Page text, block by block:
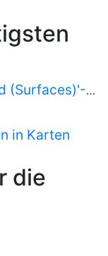
Zu den 'Transportation - Ground (Surfaces)'-Objekten als HTML
in Karten
die